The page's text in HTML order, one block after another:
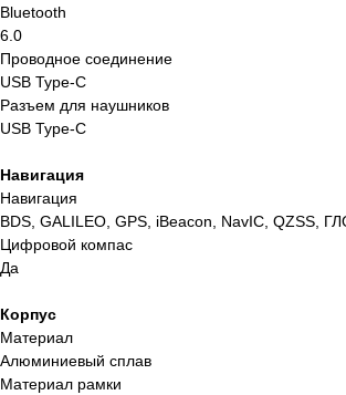
Bluetooth
6.0
Проводное соединение
USB Type-C
Разъем для наушников
USB Type-C
Навигация
Навигация
BDS, GALILEO, GPS, iBeacon, NavIC, QZSS,
Цифровой компас
Да
Корпус
Материал
Алюминиевый сплав
Материал рамки
Остались вопросы,
нужна помощь?
специалисты ответят на все ваши
вопросы.
+7
Отправляя заявку вы подтверждаете что
ознакомлен(-ы) сполитикой